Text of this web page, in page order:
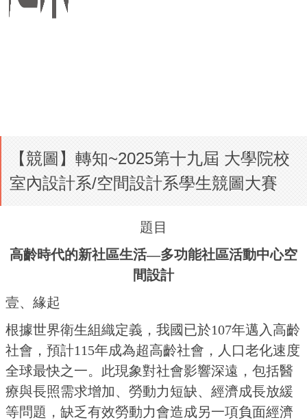
【競圖】轉知~2025第十九屆 大學院校
室內設計系/空間設計系學生競圖大賽
題目
高齡時代的新社區生活—多功能社區活動中心空
間設計
壹、緣起
根據世界衛生組織定義，我國已於107年邁入高齡
社會，預計115年成為超高齡社會，人口老化速度
全球最快之一。此現象對社會影響深遠，包括醫
療與長照需求增加、勞動力短缺、經濟成長放緩
等問題，缺乏有效勞動力會造成另一項負面經濟